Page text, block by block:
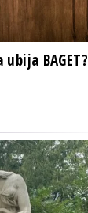
BAGET?